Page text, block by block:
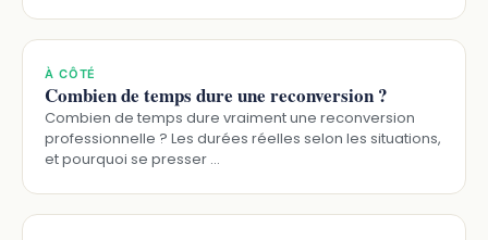
À CÔTÉ
Combien de temps dure une reconversion ?
Combien de temps dure vraiment une reconversion
professionnelle ? Les durées réelles selon les situations,
et pourquoi se presser …